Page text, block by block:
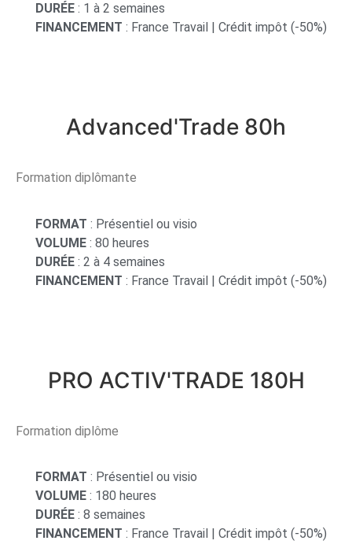
DURÉE : 1 à 2 semaines
FINANCEMENT : France Travail | Crédit impôt (-50%)
Advanced'Trade 80h
Formation diplômante
FORMAT : Présentiel ou visio
VOLUME : 80 heures
DURÉE : 2 à 4 semaines
FINANCEMENT : France Travail | Crédit impôt (-50%)
PRO ACTIV'TRADE 180H
Formation diplôme
FORMAT : Présentiel ou visio
VOLUME : 180 heures
DURÉE : 8 semaines
FINANCEMENT : France Travail | Crédit impôt (-50%)